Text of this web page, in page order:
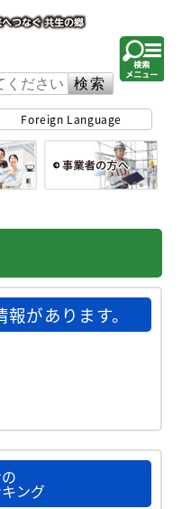
Foreign Language
があります。
ング